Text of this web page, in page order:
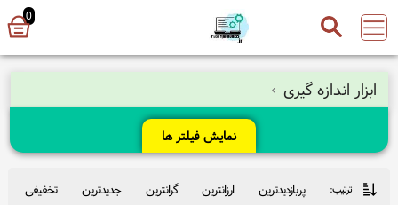
0
ابزار اندازه گیری
نمایش فیلتر ها
ترتیب: پربازدیدترین ارزانترین گرانترین جدیدترین تخفیفی